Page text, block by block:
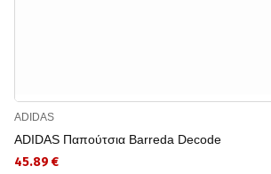
ADIDAS
ADIDAS Παπούτσια Barreda Decode
45.89 €